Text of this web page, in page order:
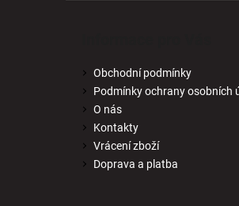
Obchodní podmínky
Podmínky ochrany osobních
O nás
Kontakty
Vrácení zboží
Doprava a platba